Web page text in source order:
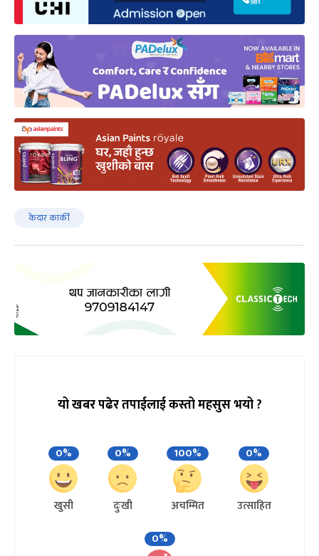
केदार कार्की
यो खबर पढेर तपाईलाई कस्तो महसुस भयो ?
0%
खुसी
0%
दुःखी
100%
अचम्मित
0%
उत्साहित
0%